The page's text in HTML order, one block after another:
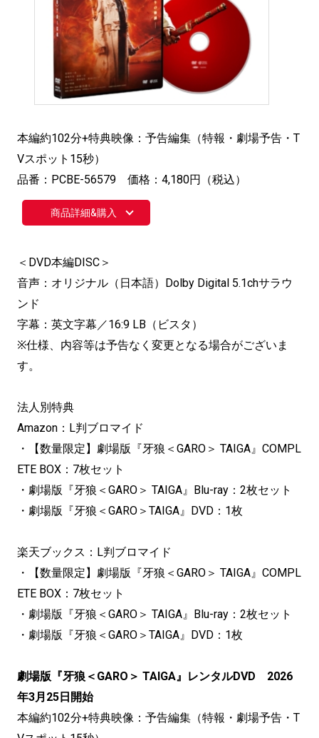
本編約102分+特典映像：予告編集（特報・劇場予告・T
Vスポット15秒）
品番：PCBE-56579 価格：4,180円（税込）
商品詳細&購入
＜DVD本編DISC＞
音声：オリジナル（日本語）Dolby Digital 5.1chサラウ
ンド
字幕：英文字幕／16:9 LB（ビスタ）
※仕様、内容等は予告なく変更となる場合がございま
す。
法人別特典
Amazon：L判ブロマイド
・【数量限定】劇場版『牙狼＜GARO＞ TAIGA』COMPL
ETE BOX：7枚セット
・劇場版『牙狼＜GARO＞ TAIGA』Blu-ray：2枚セット
・劇場版『牙狼＜GARO＞TAIGA』DVD：1枚
楽天ブックス：L判ブロマイド
・【数量限定】劇場版『牙狼＜GARO＞ TAIGA』COMPL
ETE BOX：7枚セット
・劇場版『牙狼＜GARO＞ TAIGA』Blu-ray：2枚セット
・劇場版『牙狼＜GARO＞TAIGA』DVD：1枚
劇場版『牙狼＜GARO＞ TAIGA』レンタルDVD 2026
年3月25日開始
本編約102分+特典映像：予告編集（特報・劇場予告・T